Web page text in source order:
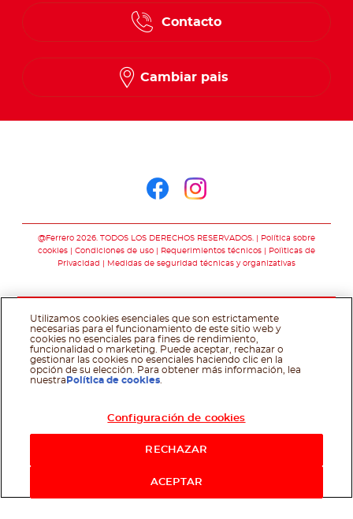
Contacto
Cambiar pais
@Ferrero 2026. TODOS LOS DERECHOS RESERVADOS.
Política sobre
cookies
Condiciones de uso Requerimientos técnicos
Polìticas de
Privacidad
Medidas de seguridad técnicas y organizativas
Utilizamos cookies esenciales que son estrictamente
necesarias para el funcionamiento de este sitio web y
cookies no esenciales para fines de rendimiento,
funcionalidad o marketing. Puede aceptar, rechazar o
gestionar las cookies no esenciales haciendo clic en la
opción de su elección. Para obtener más información, lea
nuestra Política de cookies
Configuración de cookies
RECHAZAR
ACEPTAR